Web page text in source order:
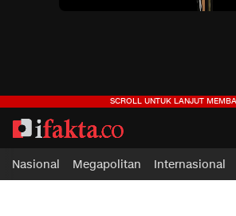
ifakta.co
#pastibenar
Nasional Megapolitan Internasional